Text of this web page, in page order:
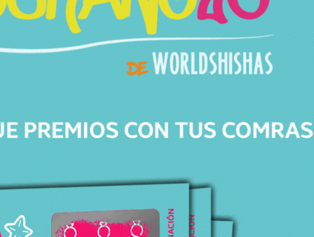
Respondemos todas tus dudas, ¡Contáctanos!